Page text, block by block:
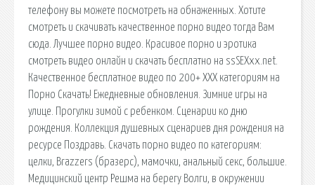
телефону вы можете посмотреть на обнаженных. Хотите
смотреть и скачивать качественное порно видео тогда Вам
сюда. Лучшее порно видео. Красивое порно и эротика
смотреть видео онлайн и скачать бесплатно на ssSEXxx.net.
Качественное бесплатное видео по 200+ ХХХ категориям на
Порно Скачать! Ежедневные обновления. Зимние игры на
улице. Прогулки зимой с ребенком. Сценарии ко дню
рождения. Коллекция душевных сценариев дня рождения на
ресурсе Поздравь. Скачать порно видео по категориям:
целки, Brazzers (бразерс), мамочки, анальный секс, большие.
Медицинский центр Решма на берегу Волги, в окружении